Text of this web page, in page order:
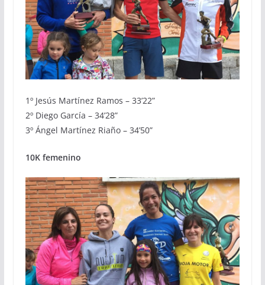
1º Jesús Martínez Ramos – 33’22”
2º Diego García – 34’28”
3º Ángel Martínez Riaño – 34’50”
10K femenino